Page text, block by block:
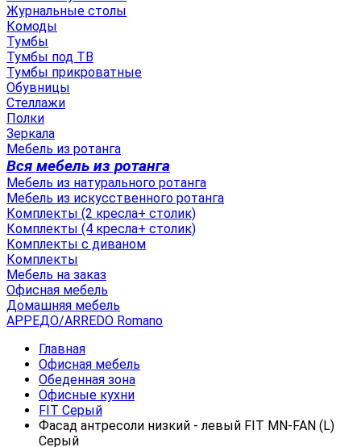
Журнальные столы
Комоды
Тумбы
Тумбы под ТВ
Тумбы прикроватные
Обувницы
Стеллажи
Полки
Зеркала
Мебель из ротанга
Вся мебель из ротанга
Мебель из натурального ротанга
Мебель из искусственного ротанга
Комплекты (2 кресла+ столик)
Комплекты (4 кресла+ столик)
Комплекты с диваном
Комплекты
Мебель на заказ
Офисная мебель
Домашняя мебель
АРРЕДО/ARREDO Romano
Главная
Офисная мебель
Обеденная зона
Офисные кухни
FIT Серый
Фасад антресоли низкий - левый FIT MN-FAN (L)
Серый